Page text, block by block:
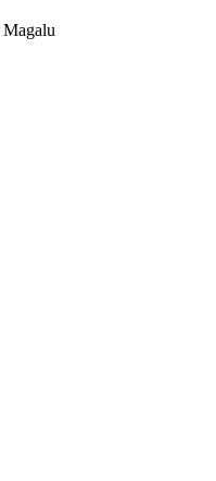
Magalu